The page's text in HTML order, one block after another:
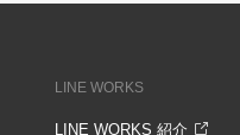
LINE WORKS
LINE WORKS 紹介